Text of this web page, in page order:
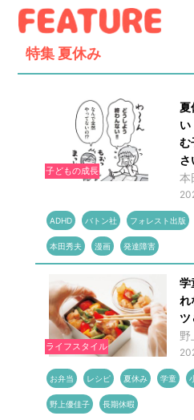
特集 夏休み
子どもの成長
夏
い
む
さ
本
ADHD バトン社 フォレスト出版
本田秀夫 漫画 発達障害
ライフスタイル
学
れ
ツ
野
お弁当 レシピ 夏休み 学童
野上優佳子 長期休暇